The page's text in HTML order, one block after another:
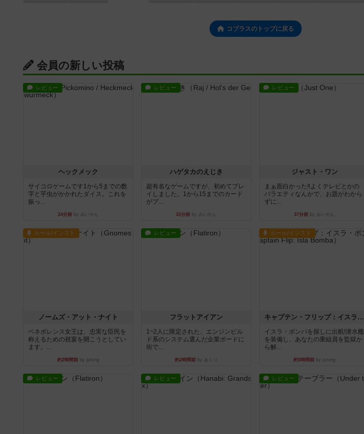
コブラスのトップに戻る
会員の新しい投稿
レビュー
ヘックメック
サイコロゲームです1から5までの数
字と芋虫がかかれたダイス。これを
振っ...
24分前 by みいやん
レビュー
ハゲタカのえじき
超有名なゲームですが、初めてプレ
イしました。1から15までのカード
がプ...
32分前 by みいやん
レビュー
ジャスト・ワン
まぁ面白かった‼️よくテレビとかの
バラエティなんかで、お題がわから
ずに...
37分前 by みいやん
ルール/インスト
ノームズ・アット・ナイト
ベネボレンス女王は、忠実な臣民を
称えるための祝宴を開こうとしてい
ます。...
約2時間前 by jurong
レビュー
フラットアイアン
1~2人に限定された、エンジンビル
ド系のシステム選んだ企業ボードに
街で...
約2時間前 by あくり
ルール/インスト
キャプテン・フリップ：イスラ・ボンバ
イスラ・ボンバを探しに出航!潜水艦
を装備し、あなたの乗組員を監獄か
ら解...
約5時間前 by jurong
レビュー レビュー レビュー